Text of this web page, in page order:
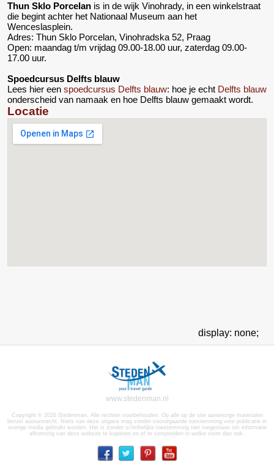
Thun Sklo Porcelan is in de wijk Vinohrady, in een winkelstraat
die begint achter het Nationaal Museum aan het
Wenceslasplein.
Adres: Thun Sklo Porcelan, Vinohradska 52, Praag
Open: maandag t/m vrijdag 09.00-18.00 uur, zaterdag 09.00-
17.00 uur.
Spoedcursus Delfts blauw
Lees hier een spoedcursus Delfts blauw: hoe je echt Delfts blauw
onderscheid van namaak en hoe Delfts blauw gemaakt wordt.
Locatie
display: none;
www.stedenman.nl
Copyright © 2026 Stedenman. Alle rechten voorbehouden. Op alle op de site aanwezige materialen
berust auteursrecht. Niets van deze uitgave mag zonder voorafgaande toestemming voor publicatie in
overige media gebruikt worden. Het is zonder schriftelijke toestemming niet toegestaan om informatie
afkomstig van deze website te kopiëren en of te verspreiden in welke vorm dan ook.